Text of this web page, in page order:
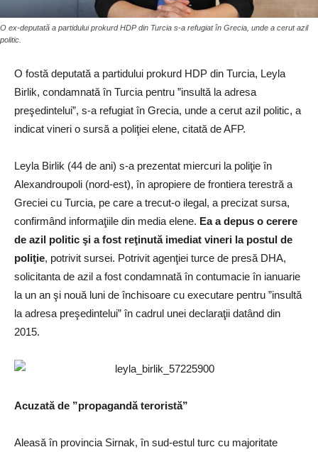
O ex-deputată a partidului prokurd HDP din Turcia s-a refugiat în Grecia, unde a cerut azil
politic.
O fostă deputată a partidului prokurd HDP din Turcia, Leyla
Birlik, condamnată în Turcia pentru ”insultă la adresa
preşedintelui”, s-a refugiat în Grecia, unde a cerut azil politic, a
indicat vineri o sursă a poliţiei elene, citată de AFP.
Leyla Birlik (44 de ani) s-a prezentat miercuri la poliţie în
Alexandroupoli (nord-est), în apropiere de frontiera terestră a
Greciei cu Turcia, pe care a trecut-o ilegal, a precizat sursa,
confirmând informaţiile din media elene. Ea a depus o cerere
de azil politic şi a fost reţinută imediat vineri la postul de
poliţie, potrivit sursei. Potrivit agenţiei turce de presă DHA,
solicitanta de azil a fost condamnată în contumacie în ianuarie
la un an şi nouă luni de închisoare cu executare pentru ”insultă
la adresa preşedintelui” în cadrul unei declaraţii datând din
2015.
Acuzată de ”propagandă teroristă”
Aleasă în provincia Sirnak, în sud-estul turc cu majoritate